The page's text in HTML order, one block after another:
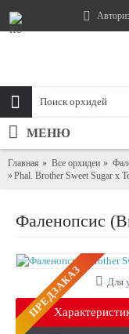
МЕНЮ
Главная Все орхидеи
Phal. Brother Sweet Sugar x
ПРЕДЗАКАЗ Для